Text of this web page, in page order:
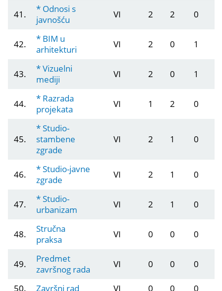
41.
* Odnosi s
javnošću
VI 2 2 0
42.
* BIM u
arhitekturi
VI 2 0 1
43.
* Vizuelni
mediji
VI 2 0 1
44.
* Razrada
projekata
VI 1 2 0
45.
* Studio-
stambene
zgrade
VI 2 1 0
46.
* Studio-javne
zgrade
VI 2 1 0
47.
* Studio-
urbanizam
VI 2 1 0
48.
Stručna
praksa
VI 0 0 0
49.
Predmet
završnog rada
VI 0 0 0
50. Završni rad VI 0 0 0